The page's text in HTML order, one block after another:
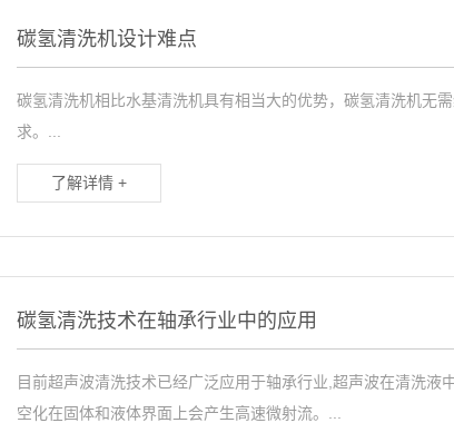
碳氢清洗机设计难点
碳氢清洗机相比水基清洗机具有相当大的优势，碳氢清洗机无
求。...
了解详情 +
碳氢清洗技术在轴承行业中的应用
目前超声波清洗技术已经广泛应用于轴承行业,超声波在清洗
空化在固体和液体界面上会产生高速微射流。...